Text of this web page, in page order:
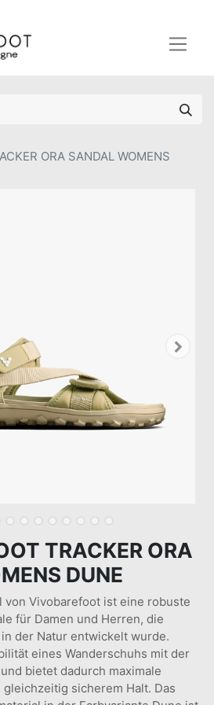
ORA SANDAL WOMENS
TRACKER ORA
DUNE
von Vivobarefoot ist eine robuste
für Damen und Herren, die
der Natur entwickelt wurde.
eines Wanderschuhs mit der
bietet dadurch maximale
sicherem Halt. Das